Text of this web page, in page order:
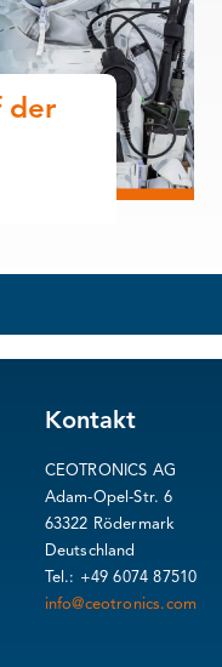
der
Kontakt
CEOTRONICS AG
Adam-Opel-Str. 6
63322 Rödermark
Deutschland
Tel.: +49 6074 87510
info@ceotronics.com